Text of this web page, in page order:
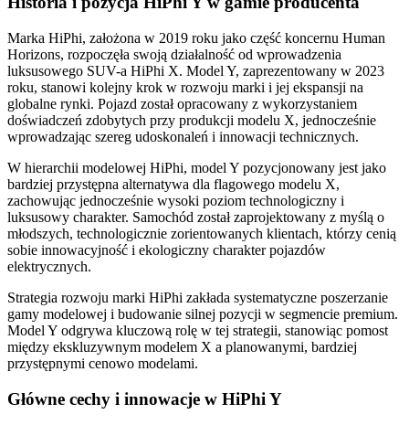
Marka HiPhi, założona w 2019 roku jako część koncernu Human
Horizons, rozpoczęła swoją działalność od wprowadzenia
luksusowego SUV-a HiPhi X. Model Y, zaprezentowany w 2023
roku, stanowi kolejny krok w rozwoju marki i jej ekspansji na
globalne rynki. Pojazd został opracowany z wykorzystaniem
doświadczeń zdobytych przy produkcji modelu X, jednocześnie
wprowadzając szereg udoskonaleń i innowacji technicznych.
W hierarchii modelowej HiPhi, model Y pozycjonowany jest jako
bardziej przystępna alternatywa dla flagowego modelu X,
zachowując jednocześnie wysoki poziom technologiczny i
luksusowy charakter. Samochód został zaprojektowany z myślą o
młodszych, technologicznie zorientowanych klientach, którzy cenią
sobie innowacyjność i ekologiczny charakter pojazdów
elektrycznych.
Strategia rozwoju marki HiPhi zakłada systematyczne poszerzanie
gamy modelowej i budowanie silnej pozycji w segmencie premium.
Model Y odgrywa kluczową rolę w tej strategii, stanowiąc pomost
między ekskluzywnym modelem X a planowanymi, bardziej
przystępnymi cenowo modelami.
Główne cechy i innowacje w HiPhi Y